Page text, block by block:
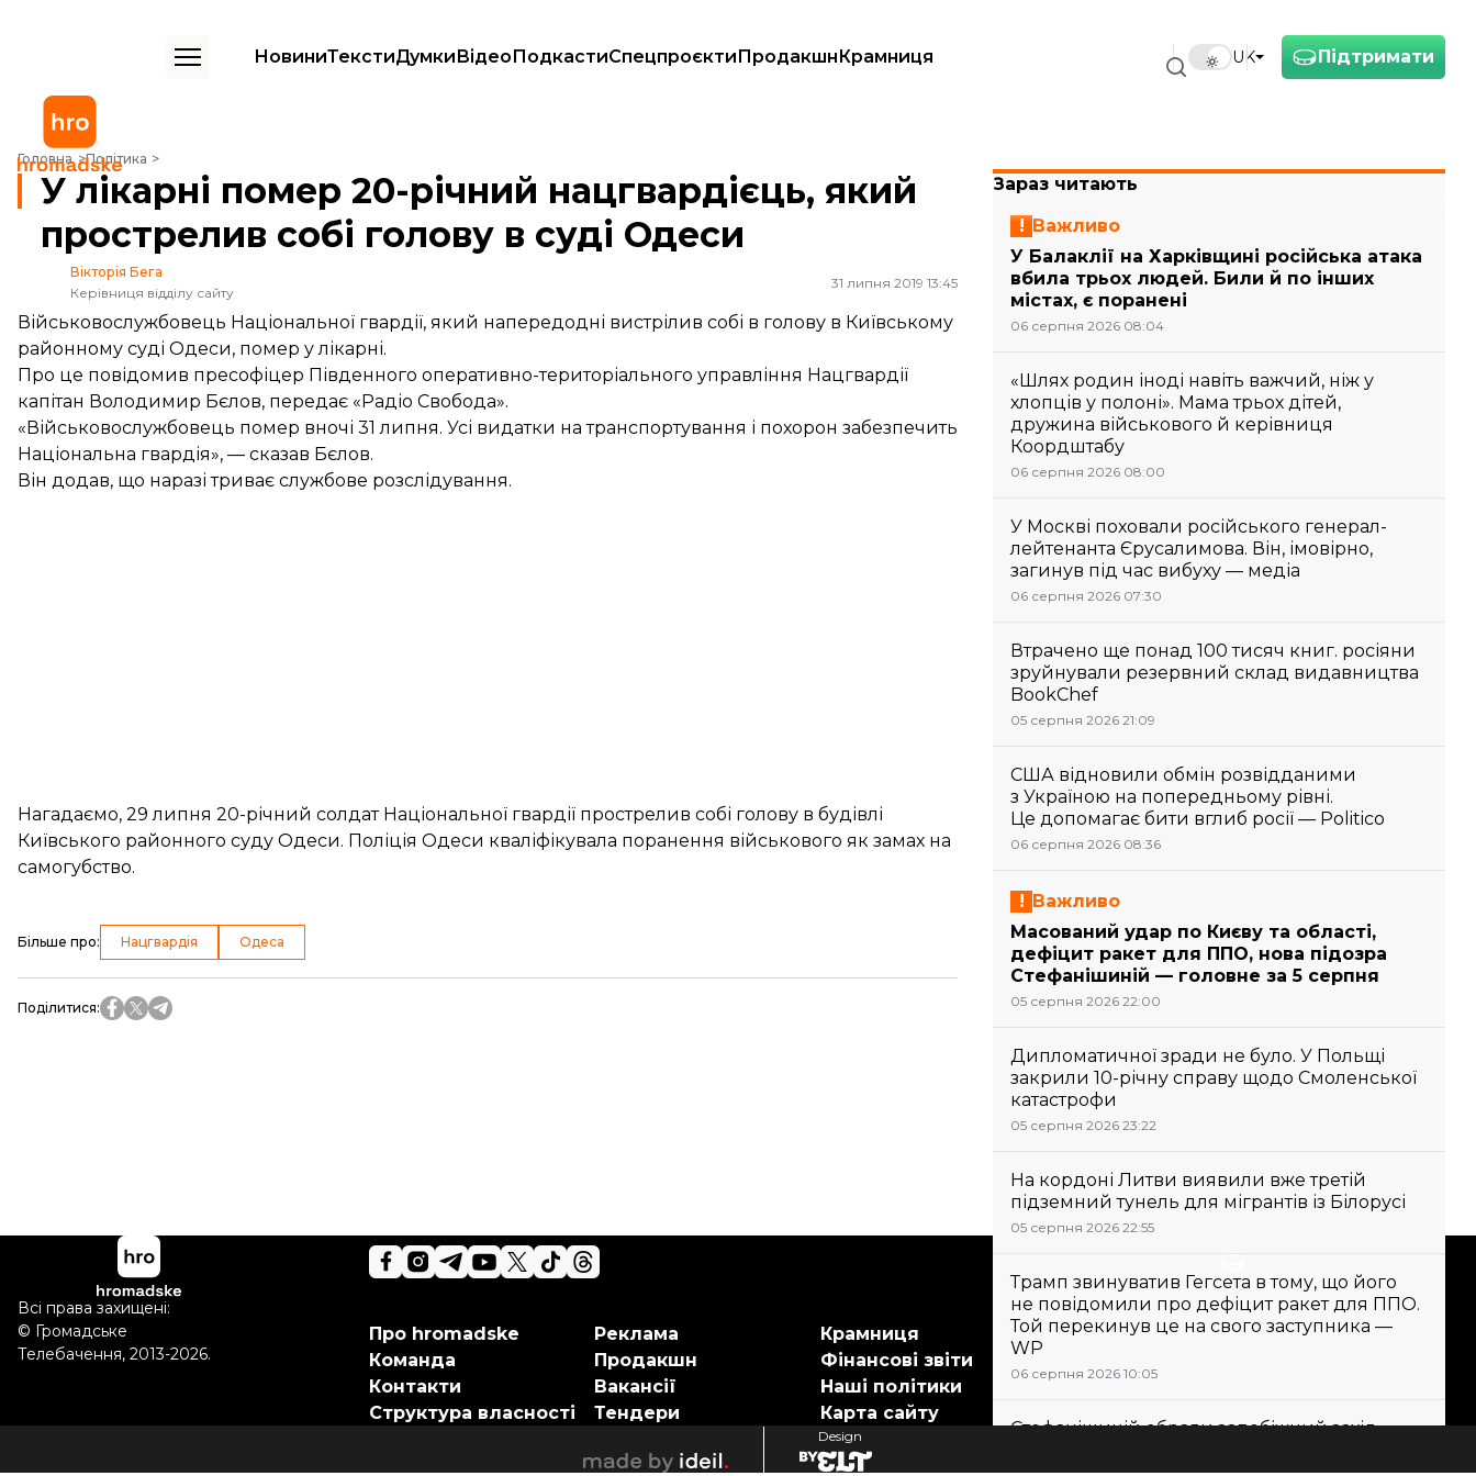
Підтримати
UK
НовиниТекстиДумкиВідеоПодкастиСпецпроєктиПродакшнКрамниця
Головна Політика
У лікарні помер 20-річний нацгвардієць, який прострелив собі голову в суді Одеси
У лікарні помер 20-річний нацгвардієць, який
прострелив собі голову в суді Одеси
Вікторія Бега
Керівниця відділу сайту
31 липня 2019 13:45
Військовослужбовець Національної гвардії, який напередодні вистрілив собі в голову в Київському
районному суді Одеси, помер у лікарні.
Про це повідомив пресофіцер Південного оперативно-територіального управління Нацгвардії
капітан Володимир Бєлов, передає «Радіо Свобода».
«Військовослужбовець помер вночі 31 липня. Усі видатки на транспортування і похорон забезпечить
Національна гвардія», — сказав Бєлов.
Він додав, що наразі триває службове розслідування.
Нагадаємо, 29 липня 20-річний солдат Національної гвардії прострелив собі голову в будівлі
Київського районного суду Одеси. Поліція Одеси кваліфікувала поранення військового як замах на
самогубство.
Більше про: Нацгвардія Одеса
Поділитися:
Зараз читають
Важливо
У Балаклії на Харківщині російська атака
вбила трьох людей. Били й по інших
містах, є поранені
06 серпня 2026 08:04
«Шлях родин іноді навіть важчий, ніж у
хлопців у полоні». Мама трьох дітей,
дружина військового й керівниця
Коордштабу
06 серпня 2026 08:00
У Москві поховали російського генерал-
лейтенанта Єрусалимова. Він, імовірно,
загинув під час вибуху — медіа
06 серпня 2026 07:30
Втрачено ще понад 100 тисяч книг. росіяни
зруйнували резервний склад видавництва
BookChef
05 серпня 2026 21:09
США відновили обмін розвідданими
з Україною на попередньому рівні.
Це допомагає бити вглиб росії — Politico
06 серпня 2026 08:36
Важливо
Масований удар по Києву та області,
дефіцит ракет для ППО, нова підозра
Стефанішиній — головне за 5 серпня
05 серпня 2026 22:00
Дипломатичної зради не було. У Польщі
закрили 10-річну справу щодо Смоленської
катастрофи
05 серпня 2026 23:22
На кордоні Литви виявили вже третій
підземний тунель для мігрантів із Білорусі
05 серпня 2026 22:55
Трамп звинуватив Гегсета в тому, що його
не повідомили про дефіцит ракет для ППО.
Той перекинув це на свого заступника —
WP
06 серпня 2026 10:05
Стефанішиній обрали запобіжний захід
Підтримай hromadske.
Про hromadske
Команда
Контакти
Структура власності
Реклама
Продакшн
Вакансії
Тендери
Крамниця
Фінансові звіти
Наші політики
Карта сайту
Всі права захищені:
© Громадське
Телебачення, 2013-2026.
ideil
Design
elt